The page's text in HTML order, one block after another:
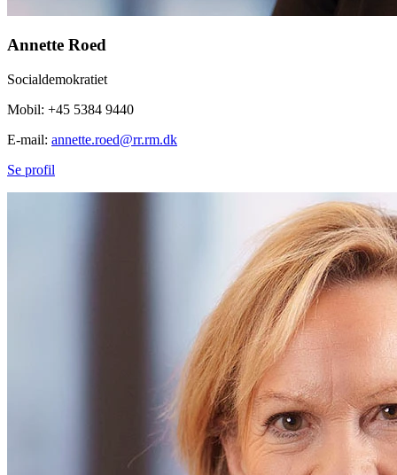
Annette Roed
Socialdemokratiet
Mobil: +45 5384 9440
E-mail: annette.roed@rr.rm.dk
Se profil